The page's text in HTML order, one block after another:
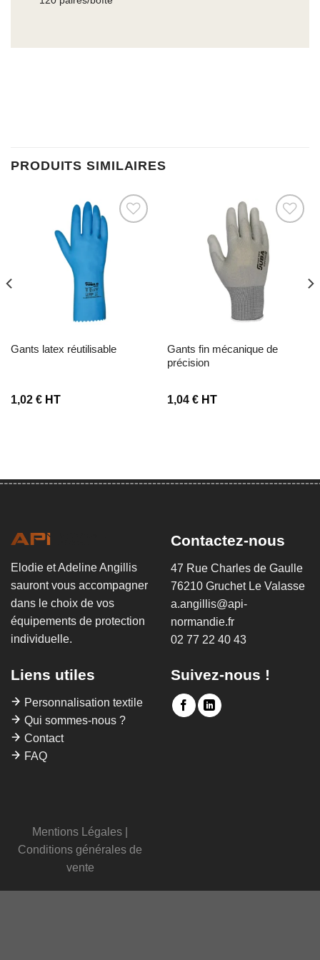
PRODUITS SIMILAIRES
Ajouter à la liste d’envies
gants latex réutilisable
1,02 €HT
Ajouter à la liste d’envies
gants fin mécanique de
précision
1,04 €HT
Elodie et Adeline Angillis
sauront vous accompagner
dans le choix de vos
équipements de protection
individuelle.
Contactez-nous
47 Rue Charles de Gaulle
76210 Gruchet Le Valasse
a.angillis@api-
normandie.fr
02 77 22 40 43
Liens utiles
Personnalisation textile
Qui sommes-nous ?
Contact
FAQ
Suivez-nous !
Mentions Légales
Conditions générales de
vente